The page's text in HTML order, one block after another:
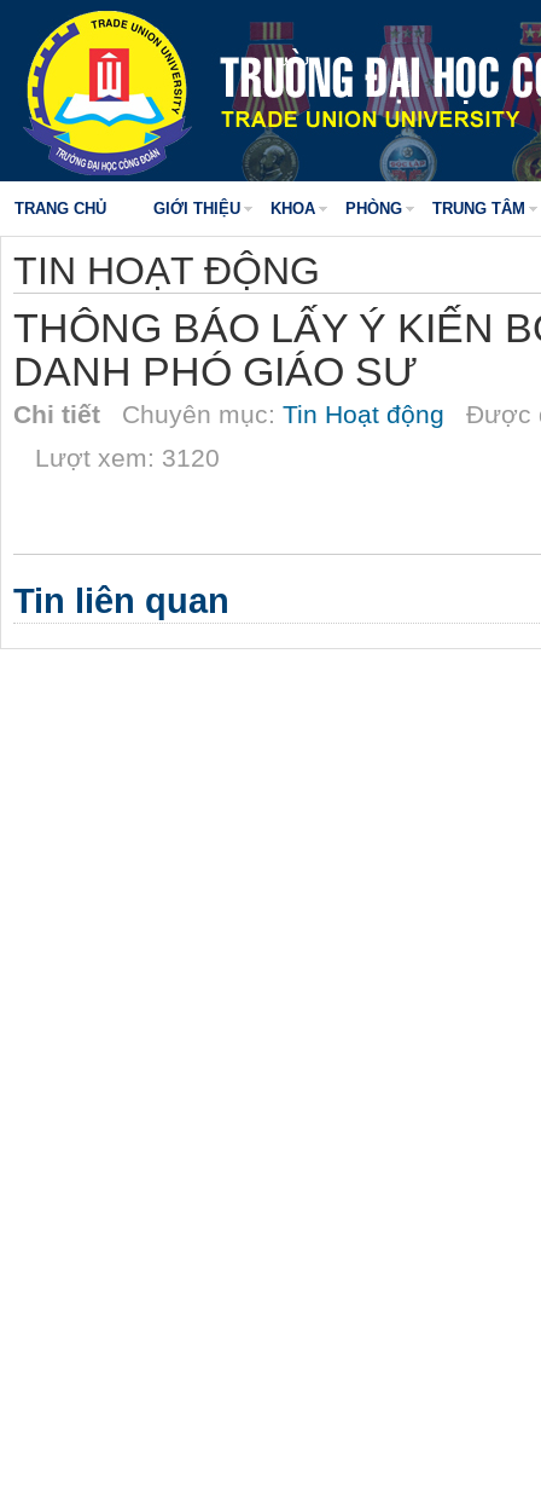
TRANG CHỦ GIỚI THIỆU KHOA PHÒNG TRUNG TÂM
TIN HOẠT ĐỘNG
THÔNG BÁO LẤY Ý KIẾN
DANH PHÓ GIÁO SƯ
Chi tiết Chuyên mục: Tin Hoạt động Được
Lượt xem: 3120
Tin liên quan